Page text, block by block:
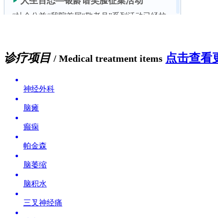
诊疗项目 / Medical treatment items 点击查看
神经外科
脑瘫
癫痫
帕金森
脑萎缩
脑积水
三叉神经痛